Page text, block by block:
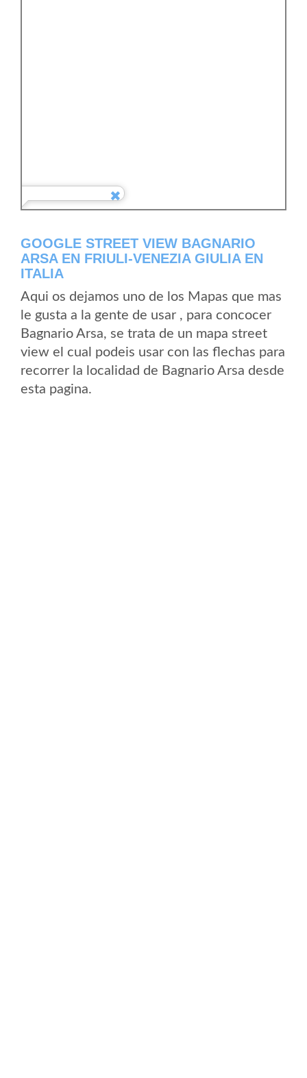
GOOGLE STREET VIEW BAGNARIO
ARSA EN FRIULI-VENEZIA GIULIA EN
ITALIA
Aqui os dejamos uno de los Mapas que mas
le gusta a la gente de usar , para concocer
Bagnario Arsa, se trata de un mapa street
view el cual podeis usar con las flechas para
recorrer la localidad de Bagnario Arsa desde
esta pagina.